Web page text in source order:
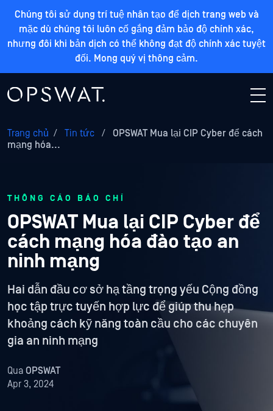
Chúng tôi sử dụng trí tuệ nhân tạo để dịch trang web và
mặc dù chúng tôi luôn cố gắng đảm bảo độ chính xác,
nhưng đôi khi bản dịch có thể không đạt độ chính xác tuyệt
đối. Mong quý vị thông cảm.
Trang chủ / Tin tức /
OPSWAT Mua lại CIP Cyber để cách
mạng hóa...
THÔNG CÁO BÁO CHÍ
OPSWAT Mua lại CIP Cyber để
cách mạng hóa đào tạo an
ninh mạng
Hai dẫn đầu cơ sở hạ tầng trọng yếu Cộng đồng
học tập trực tuyến hợp lực để giúp thu hẹp
khoảng cách kỹ năng toàn cầu cho các chuyên
gia an ninh mạng
Qua OPSWAT
Apr 3, 2024